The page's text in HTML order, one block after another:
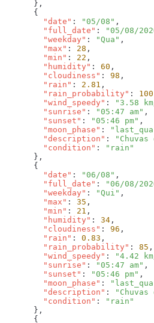
        "date"
: "05/08"
        "full_date"
: "05/08/
        "weekday"
: "Qua"
        "max"
: 28
        "min"
: 22
        "humidity"
: 60
        "cloudiness"
: 98
        "rain"
: 2.81
        "rain_probability"
: 100
        "wind_speedy"
: "3.58
        "sunrise"
: "05:47 am"
        "sunset"
: "05:46 pm"
        "moon_phase"
:
        "description"
: "Chuvas
        "condition"
:
        "date"
: "06/08"
        "full_date"
: "06/08/
        "weekday"
: "Qui"
        "max"
: 35
        "min"
: 21
        "humidity"
: 34
        "cloudiness"
: 96
        "rain"
: 0.83
        "rain_probability"
: 85
        "wind_speedy"
: "4.42
        "sunrise"
: "05:47 am"
        "sunset"
: "05:46 pm"
        "moon_phase"
:
        "description"
: "Chuvas
        "condition"
: